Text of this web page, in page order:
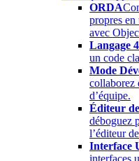
ORDA
propres
avec
Langage
un code
Mode
collaborez
d’équipe.
Éditeur
déboguez
l’éditeur
Interface
interfaces